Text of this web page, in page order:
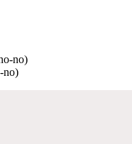
no)
no)